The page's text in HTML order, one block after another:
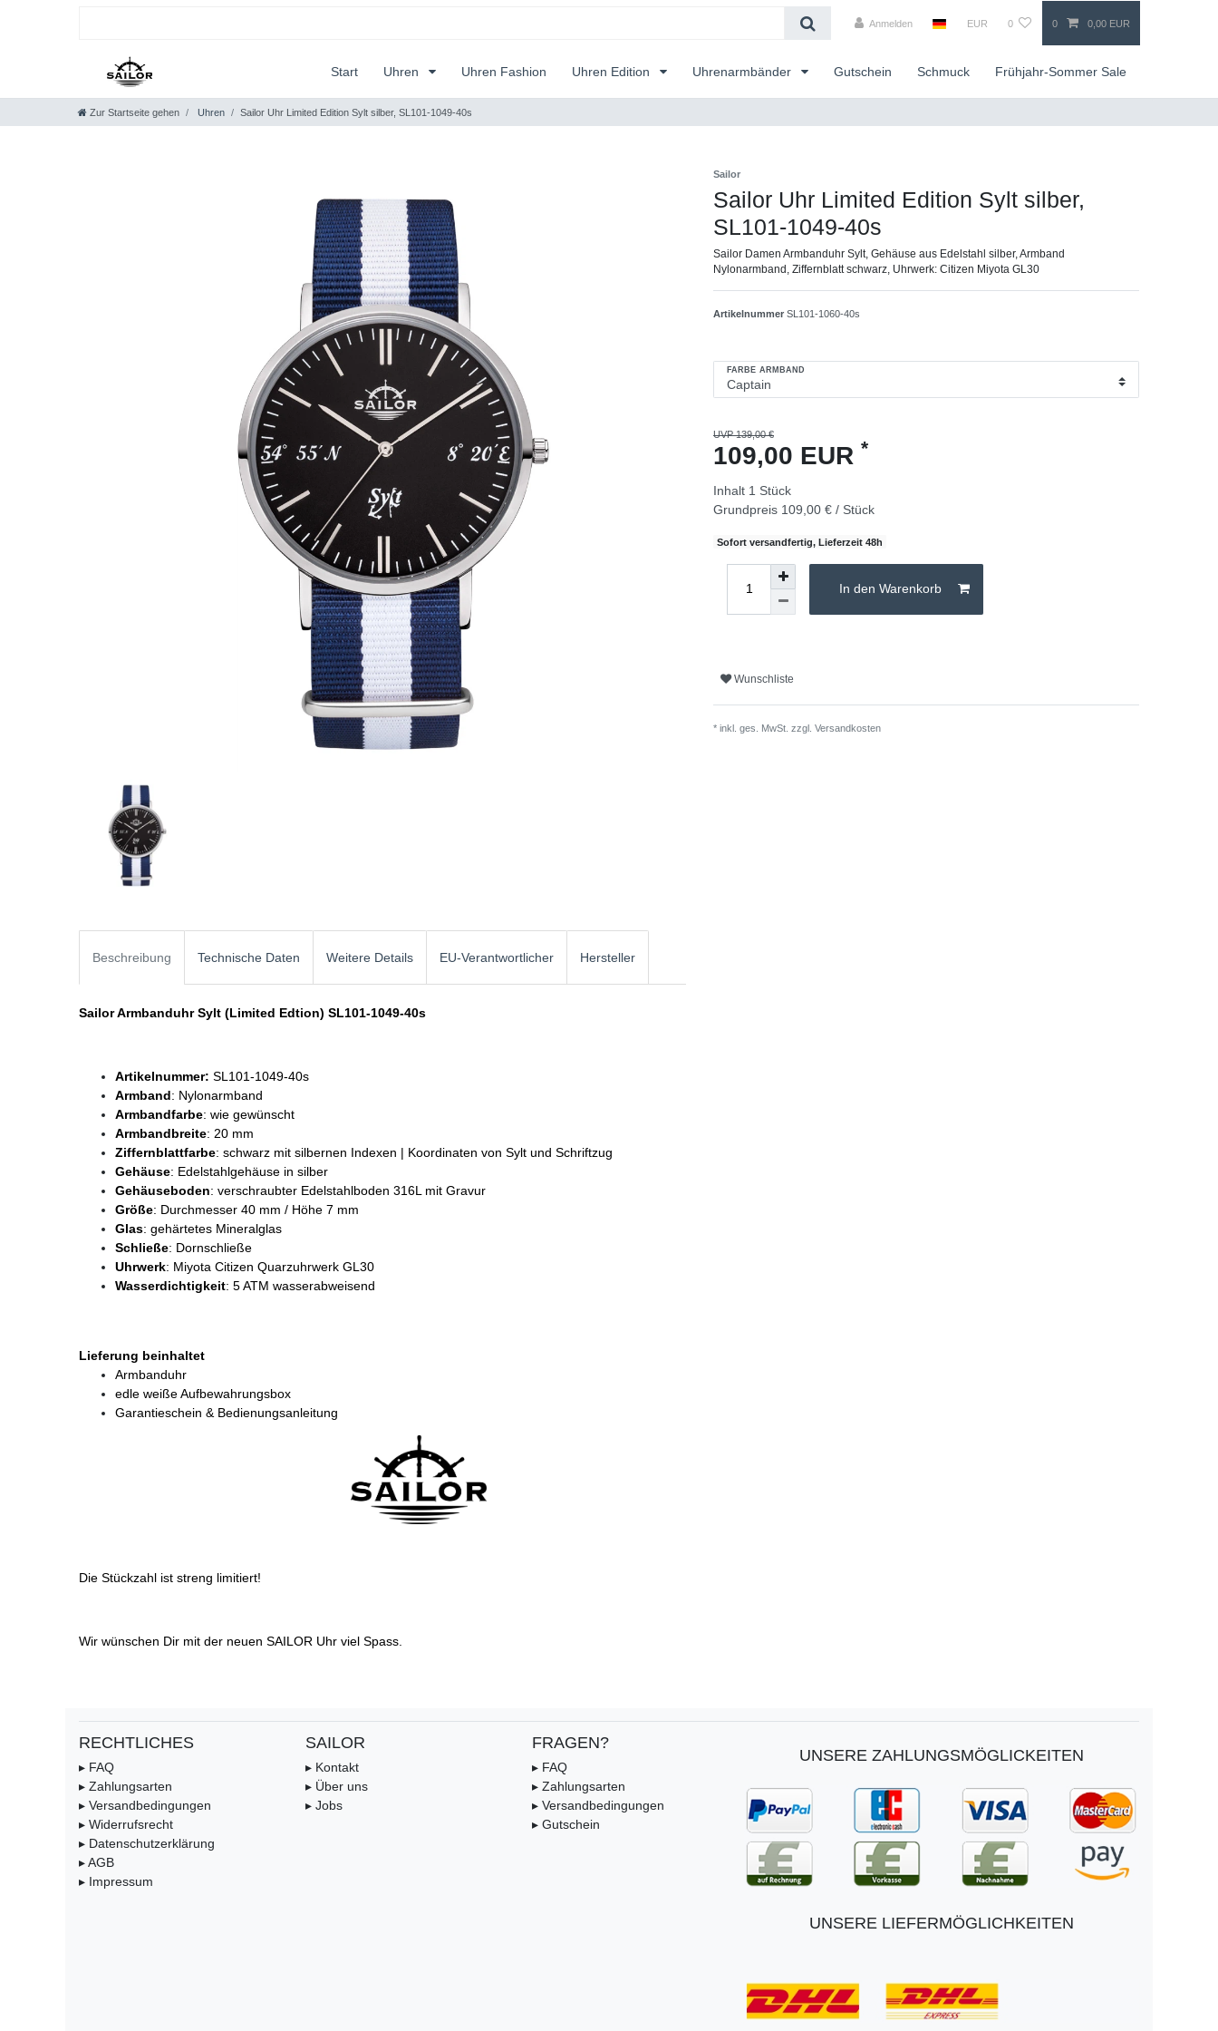
Anmelden EUR 0 0 0,00 EUR
Start Uhren Uhren Fashion Uhren Edition Uhrenarmbänder Gutschein Schmuck Frühjahr-Sommer Sale
Zur Startseite gehen Uhren Sailor Uhr Limited Edition Sylt silber, SL101-1049-40s
Sailor
Sailor Uhr Limited Edition Sylt silber,
SL101-1049-40s
Sailor Damen Armbanduhr Sylt, Gehäuse aus Edelstahl silber, Armband
Nylonarmband, Ziffernblatt schwarz, Uhrwerk: Citizen Miyota GL30
Artikelnummer SL101-1060-40s
FARBE ARMBAND
UVP 139,00 €
109,00 EUR *
Inhalt 1 Stück
Grundpreis 109,00 € / Stück
Sofort versandfertig, Lieferzeit 48h
In den Warenkorb
Wunschliste
* inkl. ges. MwSt. zzgl. Versandkosten
Beschreibung Technische Daten Weitere Details EU-Verantwortlicher Hersteller
Sailor Armbanduhr Sylt (Limited Edtion) SL101-1049-40s
Artikelnummer: SL101-1049-40s
Armband: Nylonarmband
Armbandfarbe: wie gewünscht
Armbandbreite: 20 mm
Ziffernblattfarbe: schwarz mit silbernen Indexen | Koordinaten von Sylt und Schriftzug
Gehäuse: Edelstahlgehäuse in silber
Gehäuseboden: verschraubter Edelstahlboden 316L mit Gravur
Größe: Durchmesser 40 mm / Höhe 7 mm
Glas: gehärtetes Mineralglas
Schließe: Dornschließe
Uhrwerk: Miyota Citizen Quarzuhrwerk GL30
Wasserdichtigkeit: 5 ATM wasserabweisend
Lieferung beinhaltet
Armbanduhr
edle weiße Aufbewahrungsbox
Garantieschein & Bedienungsanleitung
Die Stückzahl ist streng limitiert!
Wir wünschen Dir mit der neuen SAILOR Uhr viel Spass.
RECHTLICHES
▸ FAQ
▸ Zahlungsarten
▸ Versandbedingungen
▸ Widerrufsrecht
▸ Datenschutzerklärung
▸ AGB
▸ Impressum
SAILOR
▸ Kontakt
▸ Über uns
▸ Jobs
FRAGEN?
▸ FAQ
▸ Zahlungsarten
▸ Versandbedingungen
▸ Gutschein
UNSERE ZAHLUNGSMÖGLICKEITEN
UNSERE LIEFERMÖGLICHKEITEN